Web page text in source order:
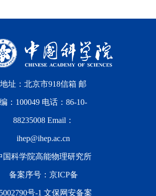
地址：北京市918信箱 邮
编：100049 电话：86-10-
88235008 Email：
ihep@ihep.ac.cn
国科学院高能物理研究所
备案序号： 京ICP备
号-1 文保网安备案